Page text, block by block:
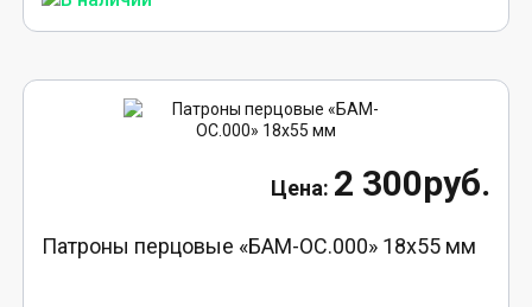
2 300руб.
Патроны перцовые «БАМ-ОС.000» 18х55 мм